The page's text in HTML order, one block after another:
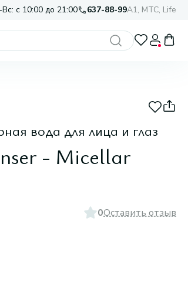
с 10:00 до 21:00 637-88-99A1, МТС, Life
вода для лица и глаз
- Micellar
0Оставить отзыв